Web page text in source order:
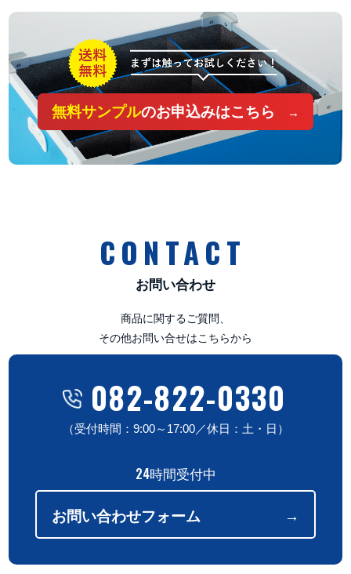
無料サンプルのお申込みはこちら
CONTACT
お問い合わせ
商品に関するご質問、
その他お問い合せはこちらから
082-822-0330
（受付時間：9:00～17:00／休日：土・日）
24時間受付中
お問い合わせフォーム